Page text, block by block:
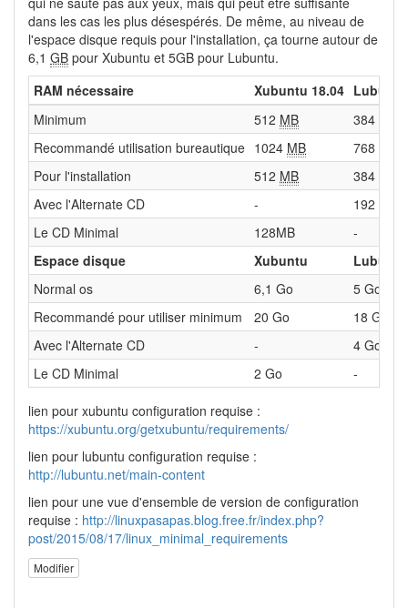
dans les cas les plus désespérés. De même, au niveau de
l'espace disque requis pour l'installation, ça tourne autour de
6,1 GB pour Xubuntu et 5GB pour Lubuntu.
RAM nécessaire
Xubuntu 18.04
Minimum
512 MB 384
Recommandé utilisation bureautique 1024 MB 768
Pour l'installation
512 MB 384
Avec l'Alternate CD
- 192
Le CD Minimal
128MB
-
Espace disque
Xubuntu
Lubuntu
Normal os
6,1 Go
5 Go
Recommandé pour utiliser minimum
20 Go
18 Go
Avec l'Alternate CD
-
4 Go
Le CD Minimal
2 Go -
lien pour xubuntu configuration requise :
https://xubuntu.org/getxubuntu/requirements/
lien pour lubuntu configuration requise :
http://lubuntu.net/main-content
lien pour une vue d'ensemble de version de configuration
requise : http://linuxpasapas.blog.free.fr/index.php?
post/2015/08/17/linux_minimal_requirements
Modifier